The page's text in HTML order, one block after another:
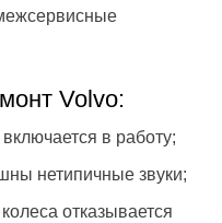
Volvo:
в работу;
нетипичные звуки;
отказывается